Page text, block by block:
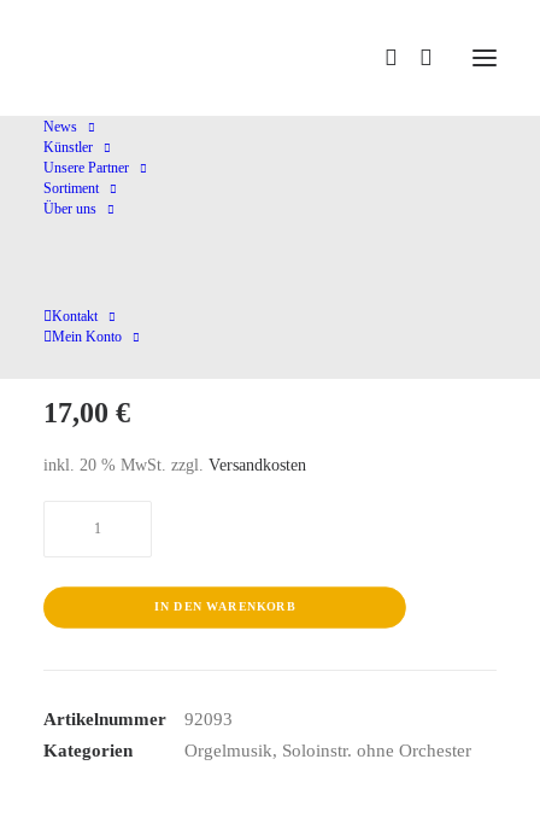
News
Künstler
Unsere Partner
Sortiment
Über uns
Kontakt
Mein Konto
Meisterwerke Der Weimarer Zeit
Meisterwerke Der
Weimarer Zeit
17,00 €
inkl. 20 % MwSt. zzgl. Versandkosten
Zeit
IN DEN WARENKORB
Artikelnummer
92093
Kategorien
Orgelmusik, Soloinstr. ohne Orchester